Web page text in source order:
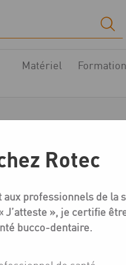
Matériel
Rotec
professionnels de la
J’atteste », je certifie
bucco-dentaire.